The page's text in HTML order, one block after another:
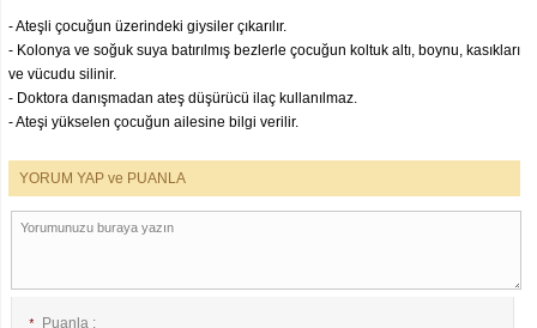
- Ateşli çocuğun üzerindeki giysiler çıkarılır.
- Kolonya ve soğuk suya batırılmış bezlerle çocuğun koltuk altı, boynu, kasıkları
ve vücudu silinir.
- Doktora danışmadan ateş düşürücü ilaç kullanılmaz.
- Ateşi yükselen çocuğun ailesine bilgi verilir.
YORUM YAP ve PUANLA
* Puanla :